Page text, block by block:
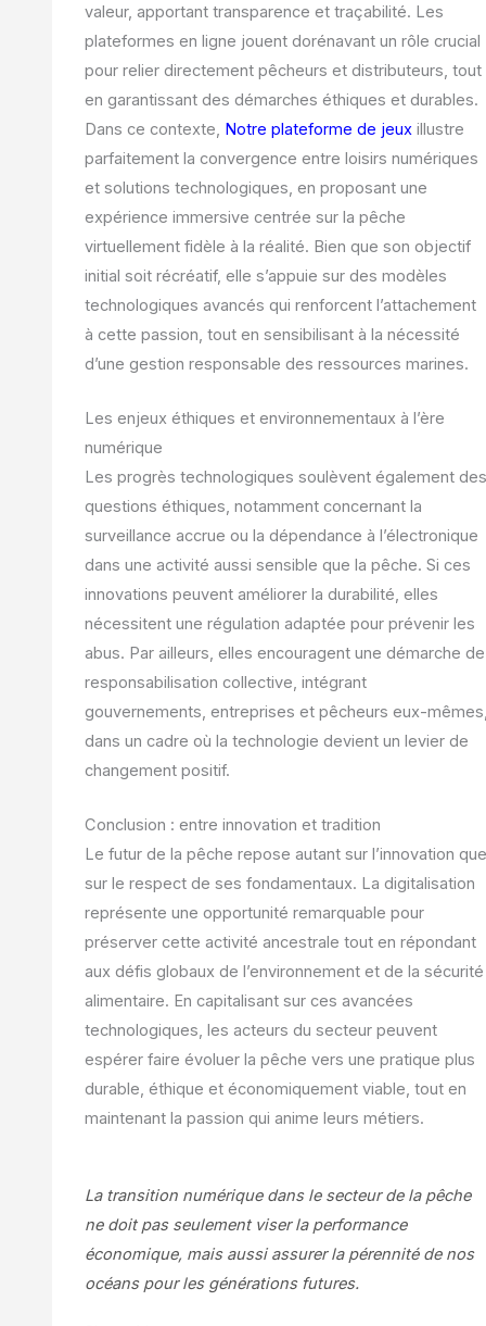
valeur, apportant transparence et traçabilité. Les
plateformes en ligne jouent dorénavant un rôle crucial
pour relier directement pêcheurs et distributeurs, tout
en garantissant des démarches éthiques et durables.
Dans ce contexte, Notre plateforme de jeuxillustre
parfaitement la convergence entre loisirs numériques
et solutions technologiques, en proposant une
expérience immersive centrée sur la pêche
virtuellement fidèle à la réalité. Bien que son objectif
initial soit récréatif, elle s’appuie sur des modèles
technologiques avancés qui renforcent l’attachement
à cette passion, tout en sensibilisant à la nécessité
d’une gestion responsable des ressources marines.
Les enjeux éthiques et environnementaux à l’ère
numérique
Les progrès technologiques soulèvent également des
questions éthiques, notamment concernant la
surveillance accrue ou la dépendance à l’électronique
dans une activité aussi sensible que la pêche. Si ces
innovations peuvent améliorer la durabilité, elles
nécessitent une régulation adaptée pour prévenir les
abus. Par ailleurs, elles encouragent une démarche de
responsabilisation collective, intégrant
gouvernements, entreprises et pêcheurs eux-
dans un cadre où la technologie devient un levier de
changement positif.
Conclusion : entre innovation et tradition
Le futur de la pêche repose autant sur l’innovation que
sur le respect de ses fondamentaux. La digitalisation
représente une opportunité remarquable pour
préserver cette activité ancestrale tout en répondant
aux défis globaux de l’environnement et de la sécurité
alimentaire. En capitalisant sur ces avancées
technologiques, les acteurs du secteur peuvent
espérer faire évoluer la pêche vers une pratique plus
durable, éthique et économiquement viable, tout en
maintenant la passion qui anime leurs métiers.
La transition numérique dans le secteur de la pêche
ne doit pas seulement viser la performance
économique, mais aussi assurer la pérennité de nos
océans pour les générations futures.